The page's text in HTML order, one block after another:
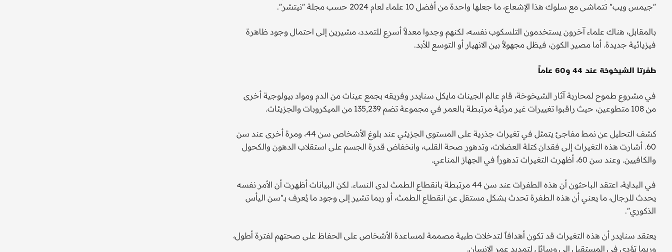
"جيمس ويب" تتماشى مع سلوك هذا الإشعاع، ما جعلها واحدة من أفضل 10 علماء لعام 2024 حسب مجلة "نيتشر".
بالمقابل، هناك علماء آخرون يستخدمون التلسكوب نفسه، لكنهم وجدوا معدلاً أسرع للتمدد، مشيرين إلى احتمال وجود ظاهرة
فيزيائية جديدة. أما مصير الكون، فيظل مجهولاً بين الانهيار أو التوسع للأبد.
طفرتا الشيخوخة عند 44 و60 عاماً
في مشروع طموح لمحاربة آثار الشيخوخة، قام عالم الجينات مايكل سنايدر وفريقه بجمع عينات من الدم ومواد بيولوجية أخرى
من 108 متطوعين، حيث راقبوا تغييرات غير مرئية مرتبطة بالعمر في مجموعة تضم 135,239 من الميكروبات والجزيئات.
كشف التحليل عن نمط مفاجئ يتمثل في تغيرات جذرية على المستوى الجزيئي عند بلوغ الأشخاص سن 44، ومرة أخرى عند سن
60. أشارت هذه التغيرات إلى فقدان كتلة العضلات، وتدهور صحة القلب، وانخفاض قدرة الجسم على استقلاب الدهون والكحول
والكافيين. وعند سن 60، أظهرت التغيرات تدهوراً في الجهاز المناعي.
في البداية، اعتقد الباحثون أن هذه الطفرات عند سن 44 مرتبطة بانقطاع الطمث لدى النساء. لكن البيانات أظهرت أن الأمر نفسه
يحدث للرجال، ما يعني أن هذه الطفرة تحدث بشكل مستقل عن انقطاع الطمث، أو ربما تشير إلى وجود ما يُعرف بـ"سن اليأس
الذكوري".
يعتقد سنايدر أن هذه التغيرات قد تكون أهدافاً لتدخلات طبية مصممة لمساعدة الأشخاص على الحفاظ على صحتهم لفترة أطول،
وربما تؤدي في المستقبل إلى وسائل لتمديد عمر الإنسان.